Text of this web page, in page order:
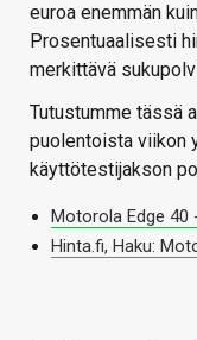
euroa enemmän
Prosentuaalisesti
merkittävä
Tutustumme tässä
puolentoista viikon
käyttötestijakson
Motorola Edge
Hinta.fi, Haku: